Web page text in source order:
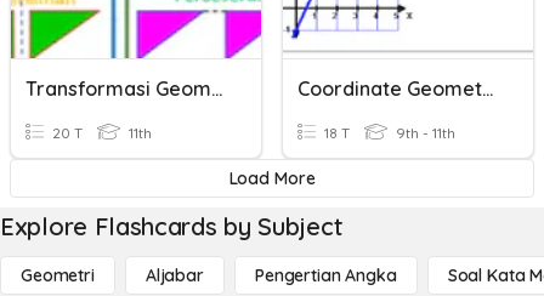
Transformasi Geometri
20 T 11th
Coordinate Geometry
18 T 9th - 11th
Load More
Explore Flashcards by Subject
Geometri Aljabar Pengertian Angka Soal Kata